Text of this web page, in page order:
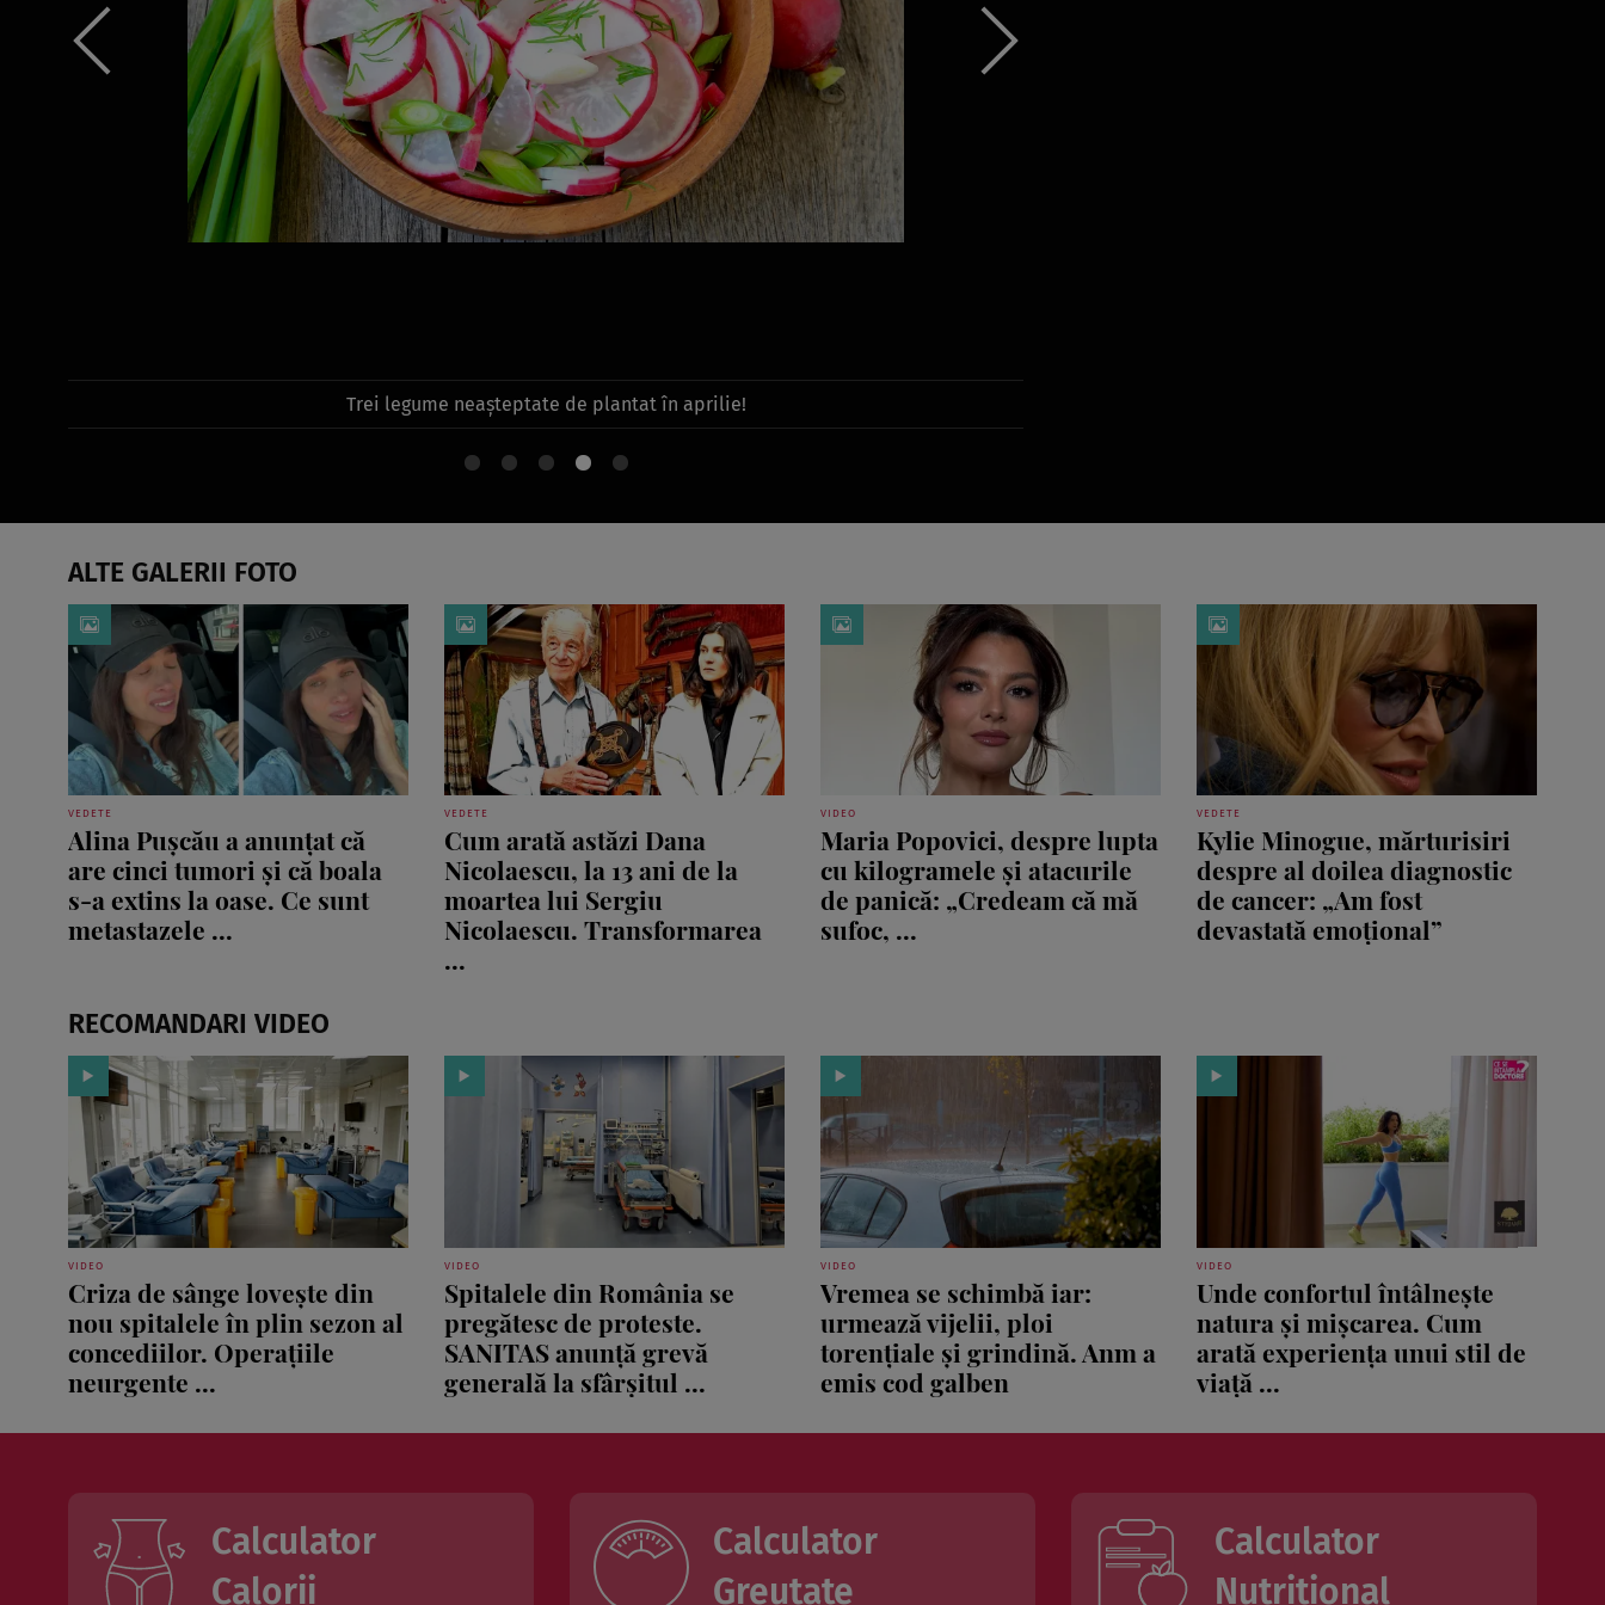
Trei legume neașteptate de plantat în aprilie!
ALTE GALERII FOTO
VEDETE
Alina Pușcău a anunțat că
are cinci tumori și că boala
s-a extins la oase. Ce sunt
metastazele ...
VEDETE
Cum arată astăzi Dana
Nicolaescu, la 13 ani de la
moartea lui Sergiu
Nicolaescu. Transformarea
...
VIDEO
Maria Popovici, despre lupta
cu kilogramele și atacurile
de panică: „Credeam că mă
sufoc, ...
VEDETE
Kylie Minogue, mărturisiri
despre al doilea diagnostic
de cancer: „Am fost
devastată emoțional”
RECOMANDARI VIDEO
VIDEO
Criza de sânge lovește din
nou spitalele în plin sezon al
concediilor. Operațiile
neurgente ...
VIDEO
Spitalele din România se
pregătesc de proteste.
SANITAS anunță grevă
generală la sfârșitul ...
VIDEO
Vremea se schimbă iar:
urmează vijelii, ploi
torențiale și grindină. Anm a
emis cod galben
VIDEO
Unde confortul întâlnește
natura și mișcarea. Cum
arată experiența unui stil de
viață ...
Calculator
Calorii
Calculator
Greutate
Calculator
Nutritional